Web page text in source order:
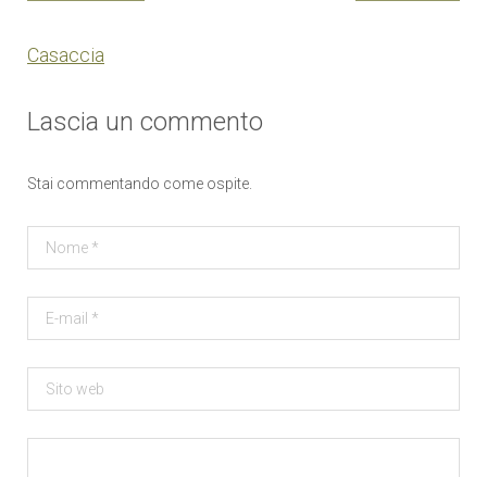
Casaccia
Lascia un commento
Stai commentando come ospite.